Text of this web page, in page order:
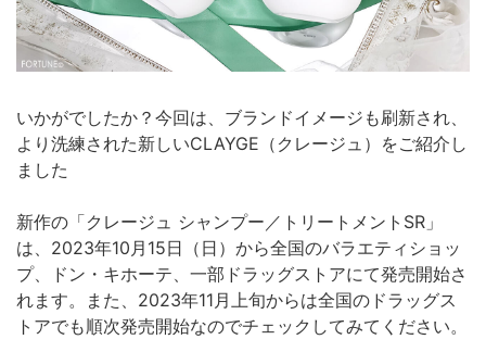
いかがでしたか？今回は、ブランドイメージも刷新され、
より洗練された新しいCLAYGE（クレージュ）をご紹介し
ました
新作の「クレージュ シャンプー／トリートメントSR」
は、2023年10月15日（日）から全国のバラエティショッ
プ、ドン・キホーテ、一部ドラッグストアにて発売開始さ
れます。また、2023年11月上旬からは全国のドラッグス
トアでも順次発売開始なのでチェックしてみてください。